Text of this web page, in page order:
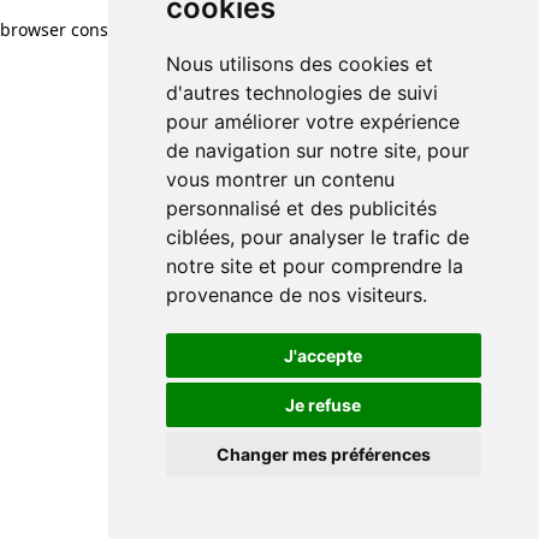
cookies
Nous utilisons des cookies et
d'autres technologies de suivi
pour améliorer votre expérience
de navigation sur notre site, pour
vous montrer un contenu
personnalisé et des publicités
ciblées, pour analyser le trafic de
notre site et pour comprendre la
provenance de nos visiteurs.
J'accepte
Je refuse
Changer mes préférences
browser console for more information)